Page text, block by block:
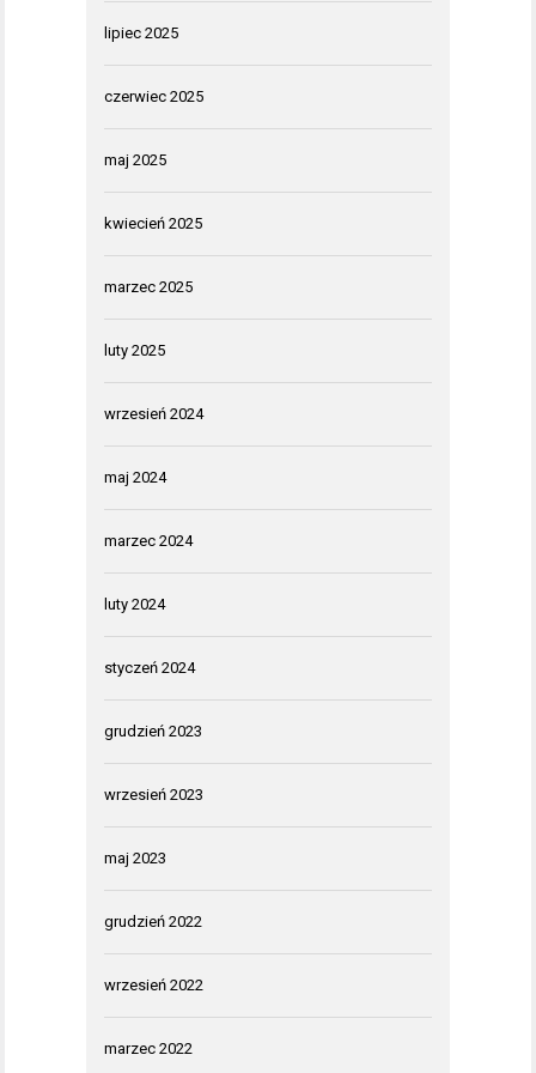
lipiec 2025
czerwiec 2025
maj 2025
kwiecień 2025
marzec 2025
luty 2025
wrzesień 2024
maj 2024
marzec 2024
luty 2024
styczeń 2024
grudzień 2023
wrzesień 2023
maj 2023
grudzień 2022
wrzesień 2022
marzec 2022